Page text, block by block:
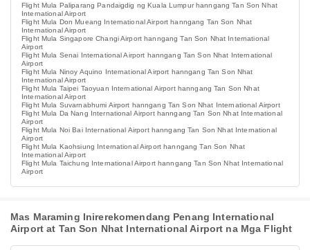
Flight Mula Paliparang Pandaigdig ng Kuala Lumpur hanngang Tan Son Nhat
International Airport
Flight Mula Don Mueang International Airport hanngang Tan Son Nhat
International Airport
Flight Mula Singapore Changi Airport hanngang Tan Son Nhat International
Airport
Flight Mula Senai International Airport hanngang Tan Son Nhat International
Airport
Flight Mula Ninoy Aquino International Airport hanngang Tan Son Nhat
International Airport
Flight Mula Taipei Taoyuan International Airport hanngang Tan Son Nhat
International Airport
Flight Mula Suvarnabhumi Airport hanngang Tan Son Nhat International Airport
Flight Mula Da Nang International Airport hanngang Tan Son Nhat International
Airport
Flight Mula Noi Bai International Airport hanngang Tan Son Nhat International
Airport
Flight Mula Kaohsiung International Airport hanngang Tan Son Nhat
International Airport
Flight Mula Taichung International Airport hanngang Tan Son Nhat International
Airport
Mas Maraming Inirerekomendang Penang International
Airport at Tan Son Nhat International Airport na Mga Flight